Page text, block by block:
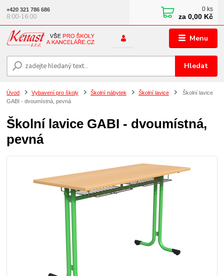
Menu
Hledat
+420 321 786 686
8:00-16:00
0 ks
za 0,00 Kč
Úvod Vybavení pro školy Školní nábytek Školní lavice
Školní lavice
GABI - dvoumístná, pevná
Školní lavice GABI - dvoumístná,
pevná